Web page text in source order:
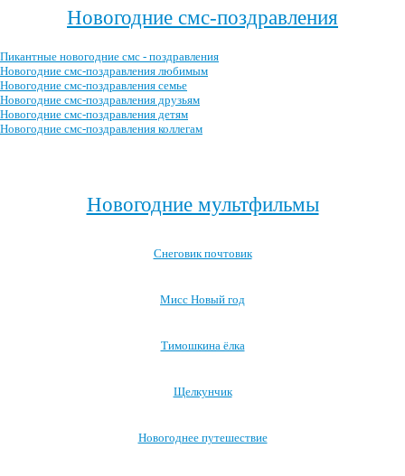
Новогодние смс-поздравления
Пикантные новогодние смс - поздравления
Новогодние смс-поздравления любимым
Новогодние смс-поздравления семье
Новогодние смс-поздравления друзьям
Новогодние смс-поздравления детям
Новогодние смс-поздравления коллегам
Новогодние мультфильмы
Снеговик почтовик
Мисс Новый год
Тимошкина ёлка
Щелкунчик
Новогоднее путешествие